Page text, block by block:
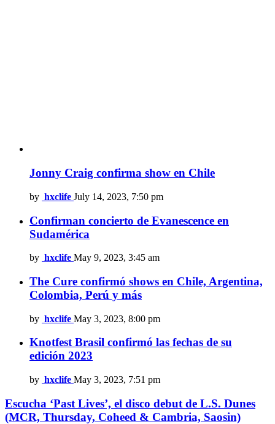
Jonny Craig confirma show en Chile
by hxclife July 14, 2023, 7:50 pm
Confirman concierto de Evanescence en
Sudamérica
by hxclife May 9, 2023, 3:45 am
The Cure confirmó shows en Chile, Argentina,
Colombia, Perú y más
by hxclife May 3, 2023, 8:00 pm
Knotfest Brasil confirmó las fechas de su
edición 2023
by hxclife May 3, 2023, 7:51 pm
Escucha ‘Past Lives’, el disco debut de L.S. Dunes
(MCR, Thursday, Coheed & Cambria, Saosin)